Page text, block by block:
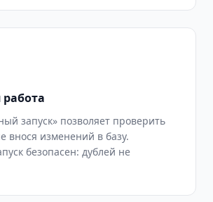
работа
запуск» позволяет проверить
внося изменений в базу.
безопасен: дублей не